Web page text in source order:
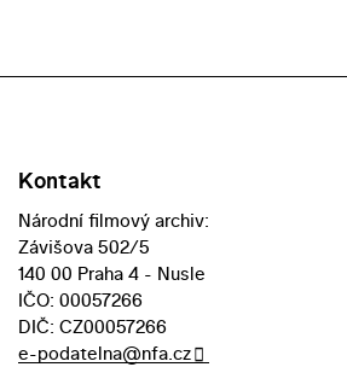
Kontakt
Národní filmový archiv:
Závišova 502/5
140 00 Praha 4 - Nusle
IČO: 00057266
DIČ: CZ00057266
e-podatelna@nfa.cz